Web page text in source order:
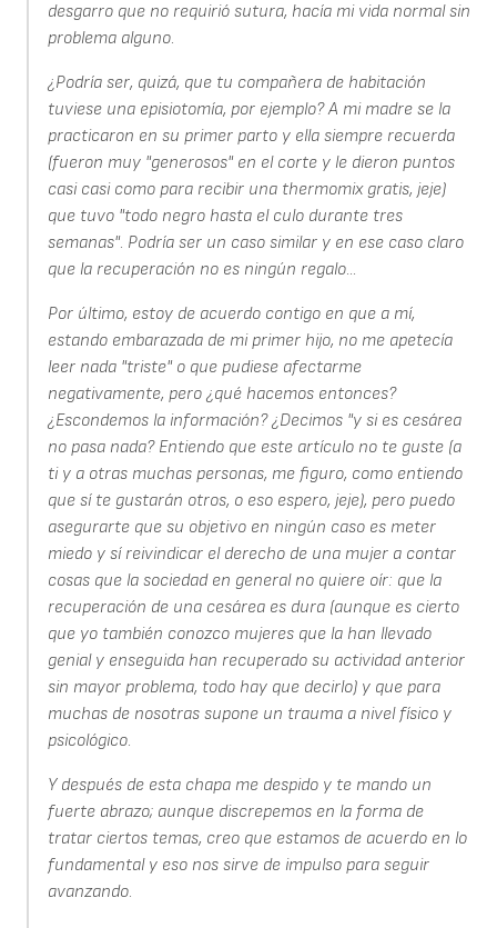
desgarro que no requirió sutura, hacía mi vida normal sin
problema alguno.
¿Podría ser, quizá, que tu compañera de habitación
tuviese una episiotomía, por ejemplo? A mi madre se la
practicaron en su primer parto y ella siempre recuerda
(fueron muy "generosos" en el corte y le dieron puntos
casi casi como para recibir una thermomix gratis, jeje)
que tuvo "todo negro hasta el culo durante tres
semanas". Podría ser un caso similar y en ese caso claro
que la recuperación no es ningún regalo...
Por último, estoy de acuerdo contigo en que a mí,
estando embarazada de mi primer hijo, no me apetecía
leer nada "triste" o que pudiese afectarme
negativamente, pero ¿qué hacemos entonces?
¿Escondemos la información? ¿Decimos "y si es cesárea
no pasa nada? Entiendo que este artículo no te guste (a
ti y a otras muchas personas, me figuro, como entiendo
que sí te gustarán otros, o eso espero, jeje), pero puedo
asegurarte que su objetivo en ningún caso es meter
miedo y sí reivindicar el derecho de una mujer a contar
cosas que la sociedad en general no quiere oír: que la
recuperación de una cesárea es dura (aunque es cierto
que yo también conozco mujeres que la han llevado
genial y enseguida han recuperado su actividad anterior
sin mayor problema, todo hay que decirlo) y que para
muchas de nosotras supone un trauma a nivel físico y
psicológico.
Y después de esta chapa me despido y te mando un
fuerte abrazo; aunque discrepemos en la forma de
tratar ciertos temas, creo que estamos de acuerdo en lo
fundamental y eso nos sirve de impulso para seguir
avanzando.